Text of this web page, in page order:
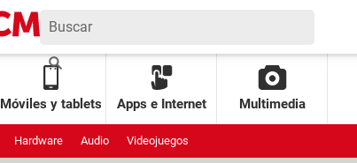
Móviles y tablets Apps e Internet Multimedia
Hardware Audio Videojuegos